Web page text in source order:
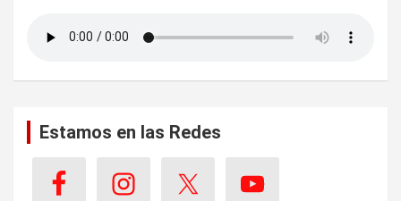
Estamos en las Redes